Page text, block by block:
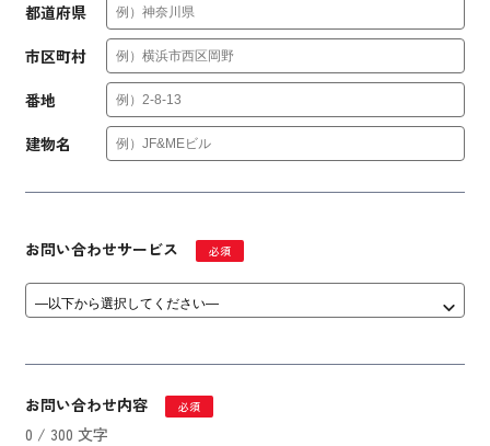
都道府県
市区町村
番地
建物名
お問い合わせサービス 必須
お問い合わせ内容 必須
0 / 300 文字